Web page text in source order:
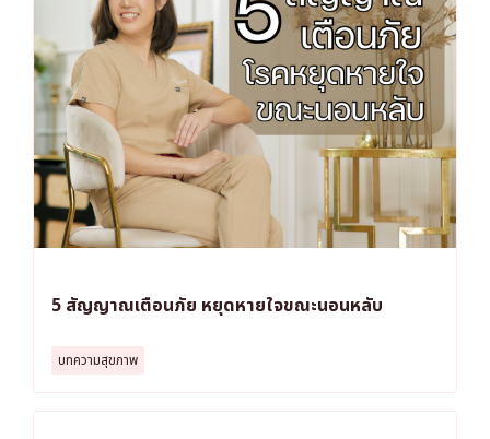
5 สัญญาณเตือนภัย หยุดหายใจขณะนอนหลับ
บทความสุขภาพ